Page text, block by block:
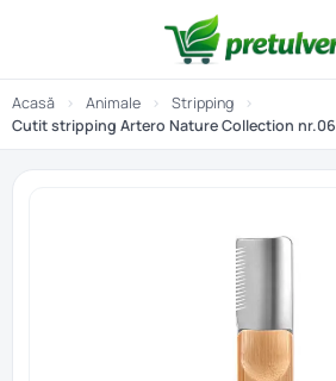
Acasă › Animale › Stripping
›
Cutit stripping Artero Nature Collection nr.06